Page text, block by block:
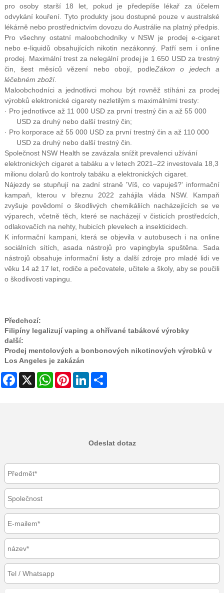
pro osoby starší 18 let, pokud je předepíše lékař za účelem
odvykání kouření. Tyto produkty jsou dostupné pouze v australské
lékárně nebo prostřednictvím dovozu do Austrálie na platný předpis.
Pro všechny ostatní maloobchodníky v NSW je prodej e-cigaret
nebo e-liquidů obsahujících nikotin nezákonný. Patří sem i online
prodej. Maximální trest za nelegální prodej je 1 650 USD za trestný
čin, šest měsíců vězení nebo obojí, podleZákon o jedech a
léčebném zboží.
Maloobchodníci a jednotlivci mohou být rovněž stíháni za prodej
výrobků elektronické cigarety nezletilým s maximálními tresty:
· Pro jednotlivce až 11 000 USD za první trestný čin a až 55 000
USD za druhý nebo další trestný čin;
· Pro korporace až 55 000 USD za první trestný čin a až 110 000
USD za druhý nebo další trestný čin.
Společnost NSW Health se zavázala snížit prevalenci užívání
elektronických cigaret a tabáku a v letech 2021–22 investovala 18,3
milionu dolarů do kontroly tabáku a elektronických cigaret.
Nájezdy se stupňují na zadní straně 'Víš, co vapuješ?' informační
kampaň, kterou v březnu 2022 zahájila vláda NSW. Kampaň
zvyšuje povědomí o škodlivých chemikáliích nacházejících se ve
výparech, včetně těch, které se nacházejí v čisticích prostředcích,
odlakovačích na nehty, hubicích plevelech a insekticidech.
K informační kampani, která se objevila v autobusech i na online
sociálních sítích, asada nástrojů pro vapingbyla spuštěna. Sada
nástrojů obsahuje informační listy a další zdroje pro mladé lidi ve
věku 14 až 17 let, rodiče a pečovatele, učitele a školy, aby se poučili
o škodlivosti vapingu.
Předchozí:
Filipíny legalizují vaping a ohřívané tabákové výrobky
další:
Prodej mentolových a bonbonových nikotinových výrobků v
Los Angeles je zakázán
Facebook WhatsAppPinterestLinkedIn
Odeslat dotaz